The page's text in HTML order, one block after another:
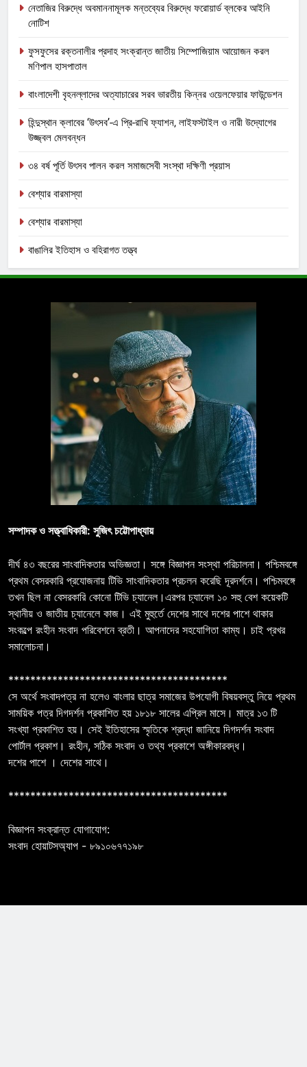
নেতাজির বিরুদ্ধে অবমাননামূলক মন্তব্যের বিরুদ্ধে ফরোয়ার্ড ব্লকের আইনি
নোটিশ
ফুসফুসের রক্তনালীর প্রদাহ সংক্রান্ত জাতীয় সিম্পোজিয়াম আয়োজন করল
মণিপাল হাসপাতাল
বাংলাদেশী বৃহনল্লাদের অত্যাচারের সরব ভারতীয় কিন্নর ওয়েলফেয়ার ফাউন্ডেশন
হিন্দুস্থান ক্লাবের ‘উৎসব’-এ প্রি-রাখি ফ্যাশন, লাইফস্টাইল ও নারী উদ্যোগের
উজ্জ্বল মেলবন্ধন
৩৪ বর্ষ পূর্তি উৎসব পালন করল সমাজসেবী সংস্থা দক্ষিণী প্রয়াস
বেশ্যার বারমাস্যা
বেশ্যার বারমাস্যা
বাঙালির ইতিহাস ও বহিরাগত তত্ত্ব
সম্পাদক ও সত্ত্বাধিকারী: সুজিৎ চট্টোপাধ্যায়
দীর্ঘ ৪৩ বছরের সাংবাদিকতার অভিজ্ঞতা। সঙ্গে বিজ্ঞাপন সংস্থা পরিচালনা। পশ্চিমবঙ্গে
প্রথম বেসরকারি প্রযোজনায় টিভি সাংবাদিকতার প্রচলন করেছি দূরদর্শনে। পশ্চিমবঙ্গে
তখন ছিল না বেসরকারি কোনো টিভি চ্যানেল।এরপর চ্যানেল ১০ সহু বেশ কয়েকটি
স্থানীয় ও জাতীয় চ্যানেলে কাজ। এই মুহুর্তে দেশের সাথে দশের পাশে থাকার
সংকল্পে রংহীন সংবাদ পরিবেশনে ব্রতী। আপনাদের সহযোগিতা কাম্য। চাই প্রখর
সমালোচনা।
****************************************
সে অর্থে সংবাদপত্র না হলেও বাংলার ছাত্র সমাজের উপযোগী বিষয়বস্তু নিয়ে প্রথম
সাময়িক পত্র দিগদর্শন প্রকাশিত হয় ১৮১৮ সালের এপ্রিল মাসে। মাত্র ১৩ টি
সংখ্যা প্রকাশিত হয়। সেই ইতিহাসের স্মৃতিকে শ্রদ্ধা জানিয়ে দিগদর্শন সংবাদ
পোর্টাল প্রকাশ। রংহীন, সঠিক সংবাদ ও তথ্য প্রকাশে অঙ্গীকারবদ্ধ।
দশের পাশে । দেশের সাথে।
****************************************
বিজ্ঞাপন সংক্রান্ত যোগাযোগ:
সংবাদ হোয়াটসঅ্যাপ - ৮৯১০৬৭৭১৯৮